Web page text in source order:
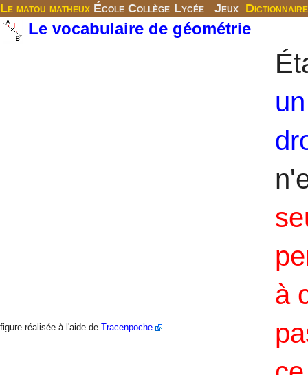
Le matou matheux École Collège Lycée Jeux Dictionnaire
Le vocabulaire de géométrie
figure réalisée à l'aide de Tracenpoche
à